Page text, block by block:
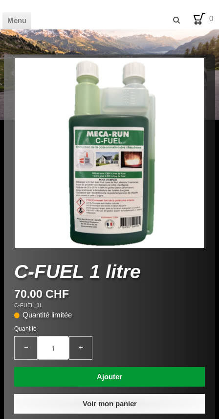
0
Menu
C-FUEL 1 litre
70.00 CHF
C-FUEL_1L
Quantité limitée
Quantité
− +
Ajouter
Voir mon panier